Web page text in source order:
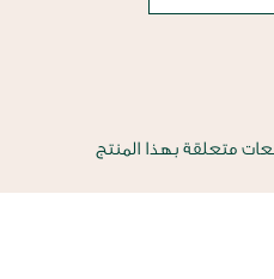
متعلقة بهذا المنتج